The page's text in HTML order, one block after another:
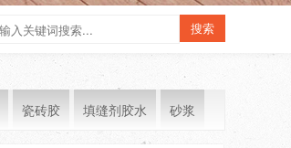
瓷砖胶 填缝剂胶水 砂浆